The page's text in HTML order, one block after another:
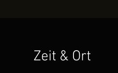
Zeit & Ort